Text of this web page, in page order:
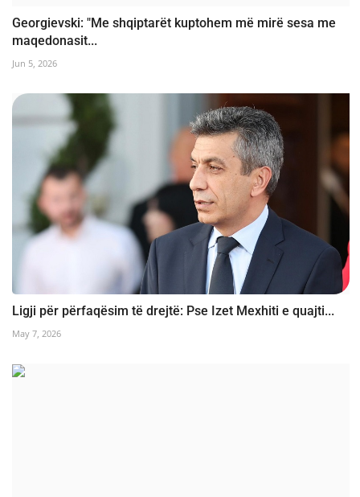
Georgievski: "Me shqiptarët kuptohem më mirë sesa me
maqedonasit...
Jun 5, 2026
Ligji për përfaqësim të drejtë: Pse Izet Mexhiti e quajti...
May 7, 2026